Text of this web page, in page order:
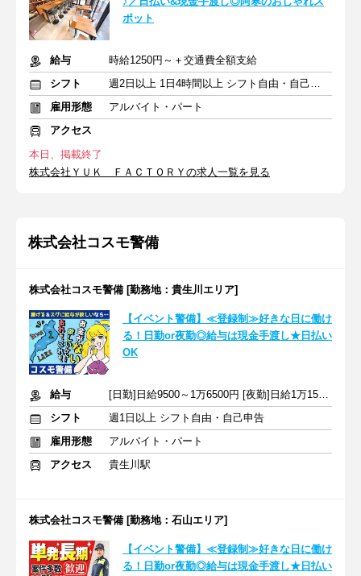
ポット
給与
時給1250円～＋交通費全額支給
シフト
週2日以上 1日4時間以上 シフト自由・自己申告
雇用形態
アルバイト・パート
アクセス
本日、掲載終了
株式会社ＹＵＫ ＦＡＣＴＯＲＹの求人一覧を見る
株式会社コスモ警備
株式会社コスモ警備 [勤務地：貴生川エリア]
【イベント警備】≪登録制≫好きな日に働け
る！日勤or夜勤◎給与は現金手渡し★日払い
OK
給与
[日勤]日給9500～1万6500円 [夜勤]日給1万1500～1万9500円
シフト
週1日以上 シフト自由・自己申告
雇用形態
アルバイト・パート
アクセス
貴生川駅
株式会社コスモ警備 [勤務地：石山エリア]
【イベント警備】≪登録制≫好きな日に働け
る！日勤or夜勤◎給与は現金手渡し★日払い